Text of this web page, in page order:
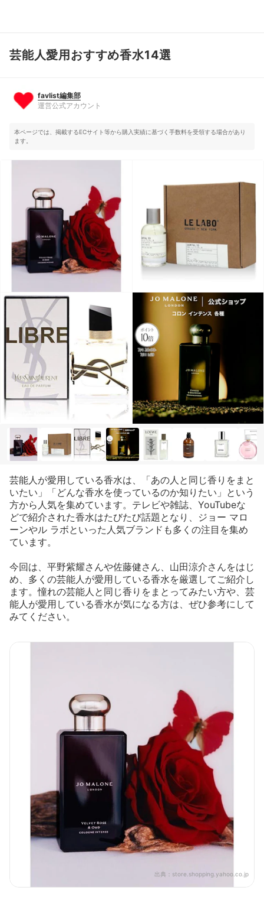
favlist編集部
運営公式アカウント
芸能人愛用おすすめ香水14選
favlist編集部
運営公式アカウント
本ページでは、掲載するECサイト等から購入実績に基づく手数料を受領する場合があり
ます。
芸能人が愛用している香水は、「あの人と同じ香りをまと
いたい」「どんな香水を使っているのか知りたい」という
方から人気を集めています。テレビや雑誌、YouTubeな
どで紹介された香水はたびたび話題となり、ジョー マロ
ーンやル ラボといった人気ブランドも多くの注目を集め
ています。
今回は、平野紫耀さんや佐藤健さん、山田涼介さんをはじ
め、多くの芸能人が愛用している香水を厳選してご紹介し
ます。憧れの芸能人と同じ香りをまとってみたい方や、芸
能人が愛用している香水が気になる方は、ぜひ参考にして
みてください。
出典： store.shopping.yahoo.co.jp